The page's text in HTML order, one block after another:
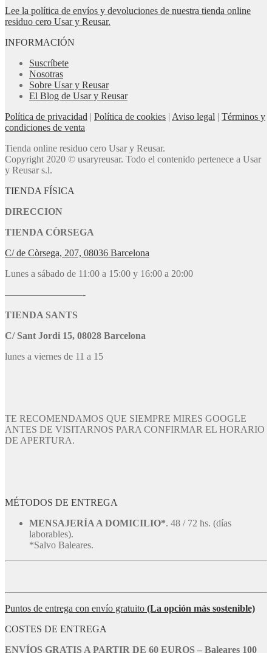
Lee la política de envíos y devoluciones de nuestra tienda online
residuo cero Usar y Reusar.
INFORMACIÓN
Suscríbete
Nosotras
Sobre Usar y Reusar
El Blog de Usar y Reusar
Política de privacidad | Política de cookies | Aviso legal | Términos y
condiciones de venta
Tienda online residuo cero Usar y Reusar.
Copyright 2020 © usaryreusar. Todo el contenido pertenece a Usar
y Reusar s.l.
TIENDA FÍSICA
DIRECCION
TIENDA CÒRSEGA
C/ de Còrsega, 207, 08036 Barcelona
Lunes a sábado de 11:00 a 15:00 y 16:00 a 20:00
————————-
TIENDA SANTS
C/ Sant Jordi 15, 08028 Barcelona
lunes a viernes de 11 a 15
TE RECOMENDAMOS QUE SIEMPRE MIRES GOOGLE
ANTES DE VISITARNOS PARA CONFIRMAR EL HORARIO
DE APERTURA.
MÉTODOS DE ENTREGA
MENSAJERÍA A DOMICILIO*. 48 / 72 hs. (días
laborables).
*Salvo Baleares.
Puntos de entrega con envío gratuito (La opción más sostenible)
COSTES DE ENTREGA
ENVÍOS GRATIS A PARTIR DE 60 EUROS – Baleares 100